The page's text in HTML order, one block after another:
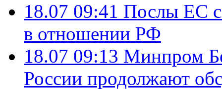
18.07 09:41 Послы ЕС
в отношении РФ
18.07 09:13 Минпром
России продолжают